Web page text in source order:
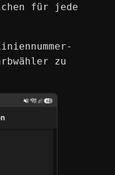
für jede
zu